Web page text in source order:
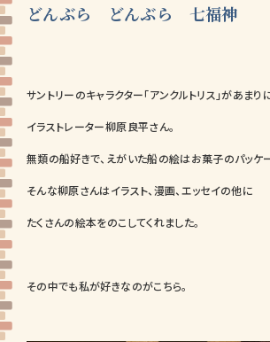
どんぶら どんぶら 七福神
サントリーのキャラクター「アンクルトリス」があま
イラストレーター柳原良平さん。
無類の船好きで、えがいた船の絵はお菓子のパッケ
そんな柳原さんはイラスト、漫画、エッセイの他に
たくさんの絵本をのこしてくれました。
その中でも私が好きなのがこちら。